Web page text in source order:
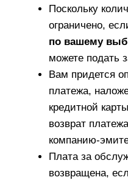
Поскольку
ограничено,
по вашему
можете подать
Вам придется
платежа,
кредитной
возврат
компанию-
Плата за
возвращена,